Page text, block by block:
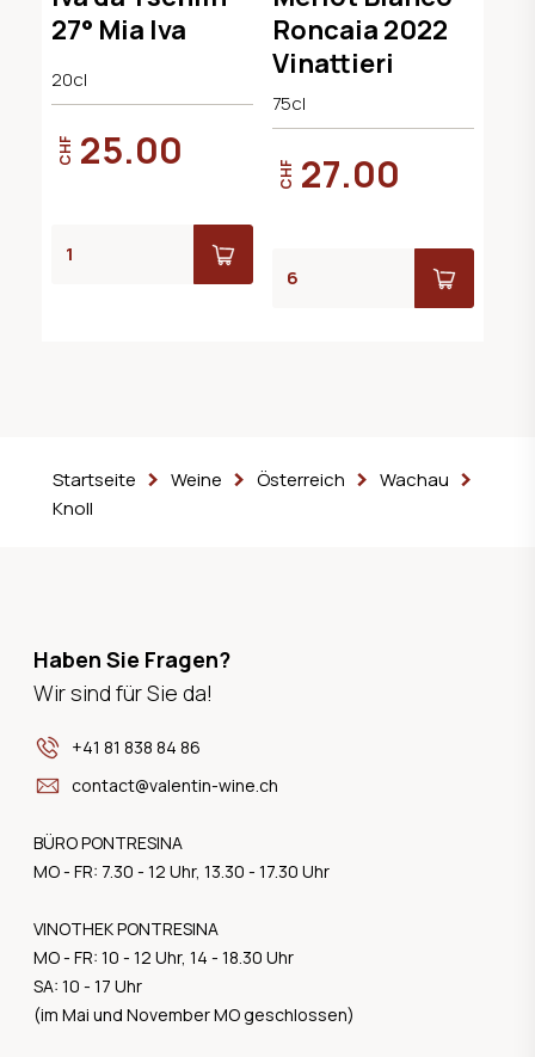
27° Mia Iva
20cl
CHF 25.00
Roncaia 2022
Vinattieri
75cl
CHF 27.00
Startseite Weine Österreich
Wachau
Knoll
Haben Sie Fragen?
Wir sind für Sie da!
+41 81 838 84 86
contact@valentin-wine.ch
BÜRO PONTRESINA
MO - FR: 7.30 - 12 Uhr, 13.30 - 17.30 Uhr
VINOTHEK PONTRESINA
MO - FR: 10 - 12 Uhr, 14 - 18.30 Uhr
SA: 10 - 17 Uhr
(im Mai und November MO geschlossen)